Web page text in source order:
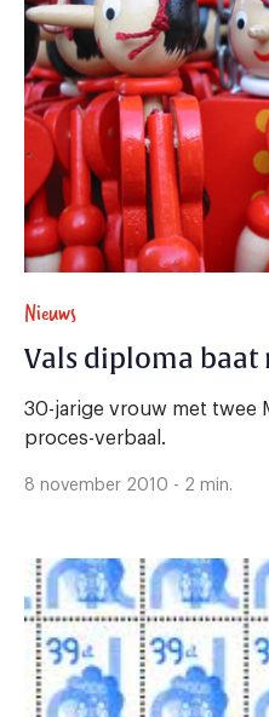
Nieuws
Vals diploma baat
30-jarige vrouw met twee
proces-verbaal.
8 november 2010 - 2 min.